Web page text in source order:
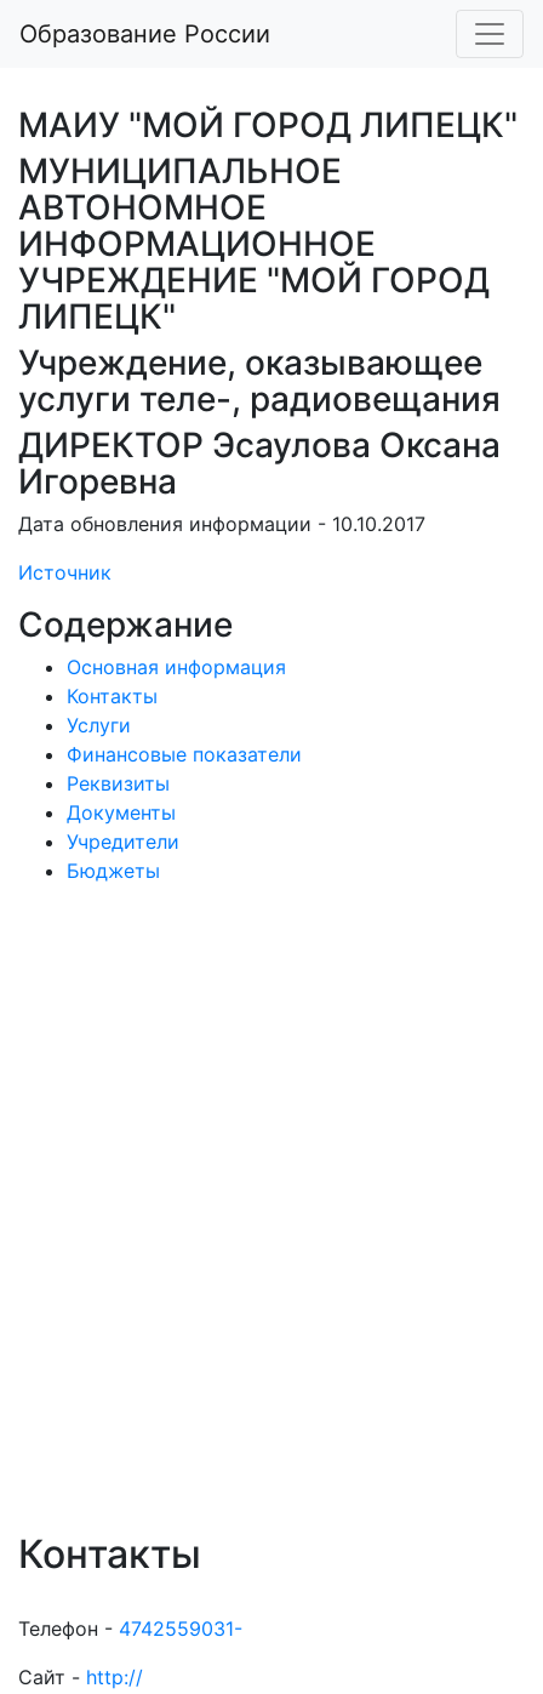
Образование России
МАИУ "МОЙ ГОРОД ЛИПЕЦК"
МУНИЦИПАЛЬНОЕ
АВТОНОМНОЕ
ИНФОРМАЦИОННОЕ
УЧРЕЖДЕНИЕ "МОЙ ГОРОД
ЛИПЕЦК"
Учреждение, оказывающее
услуги теле-, радиовещания
ДИРЕКТОР Эсаулова Оксана
Игоревна
Дата обновления информации - 10.10.2017
Источник
Содержание
Основная информация
Контакты
Услуги
Финансовые показатели
Реквизиты
Документы
Учредители
Бюджеты
Контакты
Телефон - 4742559031-
Сайт - http://